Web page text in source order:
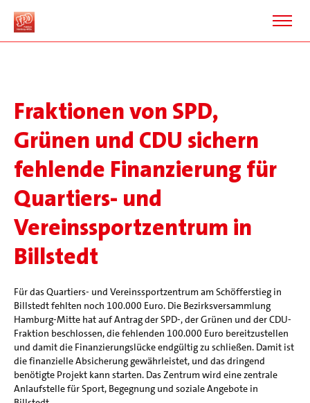
Fraktionen von SPD,
Grünen und CDU sichern
fehlende Finanzierung für
Quartiers- und
Vereinssportzentrum in
Billstedt
Für das Quartiers- und Vereinssportzentrum am Schöfferstieg in
Billstedt fehlten noch 100.000 Euro. Die Bezirksversammlung
Hamburg-Mitte hat auf Antrag der SPD-, der Grünen und der CDU-
Fraktion beschlossen, die fehlenden 100.000 Euro bereitzustellen
und damit die Finanzierungslücke endgültig zu schließen. Damit ist
die finanzielle Absicherung gewährleistet, und das dringend
benötigte Projekt kann starten. Das Zentrum wird eine zentrale
Anlaufstelle für Sport, Begegnung und soziale Angebote in